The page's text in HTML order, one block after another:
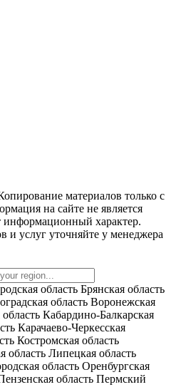
материалов только с
на сайте не является
характер.
и услуг уточняйте у менеджера
область Брянская область
область Воронежская
Кабардино-Балкарская
Карачаево-Черкесская
Костромская область
область Липецкая область
область Оренбургская
область Пермский